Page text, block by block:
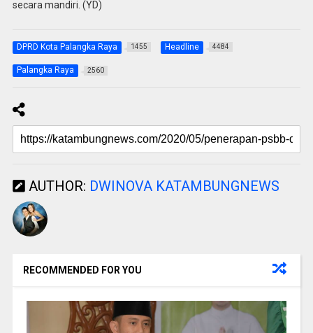
secara mandiri. (YD)
DPRD Kota Palangka Raya 1455 Headline 4484
Palangka Raya 2560
AUTHOR: DWINOVA KATAMBUNGNEWS
RECOMMENDED FOR YOU